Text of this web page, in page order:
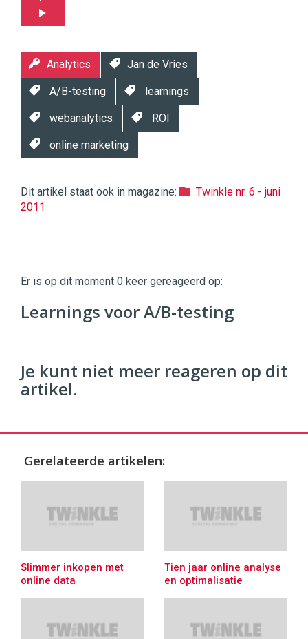
Analytics Jan de Vries
A/B-testing learnings
webanalytics ROI
online marketing
Dit artikel staat ook in magazine:
Twinkle nr. 6 - juni
2011
|
Digital
Commerce https://twinklemagazine.nl
Er is op dit moment 0 keer gereageerd op:
Learnings voor A/B-testing
Je kunt niet meer reageren op dit
artikel.
Gerelateerde artikelen:
Slimmer inkopen met
online data
Tien jaar online analyse
en optimalisatie